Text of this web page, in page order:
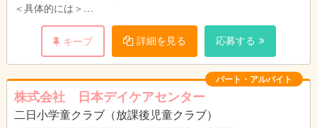
＜具体的には＞
・行事の企画と実施 ・送迎、送迎補助 ・おやつ準備、提供
・集団活動のサポート見守り ・お子様の帰宅後のお掃除
・保護者対応、・スケジュール作成、・お便り等の案内書の作成
・事務作業（PCの文字入力程度）
＊無資格・未経験可、
※高校卒業以上、 学生アルバイト不可
キープ 詳細を見る 応募する
パート・アルバイト
株式会社 日本デイケアセンター
二日小学童クラブ（放課後児童クラブ）